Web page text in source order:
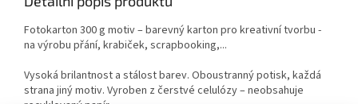
Fotokarton 300 g motiv – barevný karton pro kreativní tvorbu -
na výrobu přání, krabiček, scrapbooking,...
Vysoká brilantnost a stálost barev. Oboustranný potisk, každá
strana jiný motiv. Vyroben z čerstvé celulózy – neobsahuje